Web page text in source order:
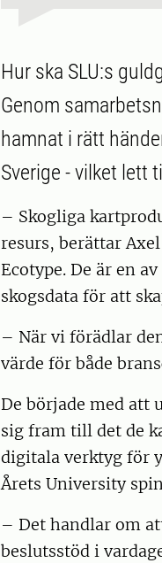
Hur ska SLU:s
Genom
hamnat i rätt
Sverige - vilket lett
– Skogliga
resurs, berättar
Ecotype. De är en
skogsdata för att
– När vi förädlar
värde för både
De började med att
sig fram till det de
digitala verktyg för
Årets University
– Det handlar om
beslutsstöd i